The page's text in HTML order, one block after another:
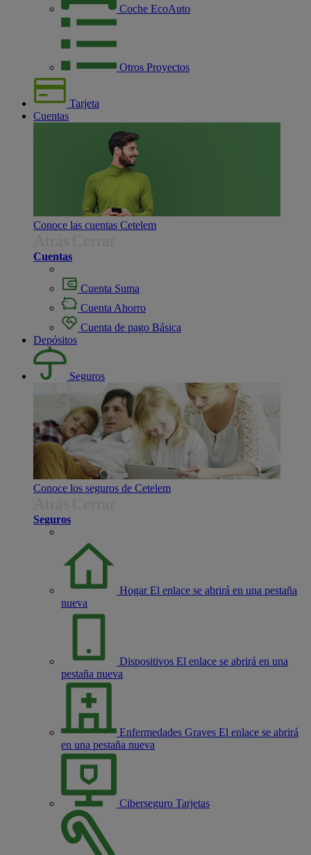
Coche EcoAuto
Otros Proyectos
Tarjeta
Cuentas
Conoce las cuentas Cetelem
Cuentas
Cuenta Suma
Cuenta Ahorro
Cuenta de pago Básica
Depósitos
Seguros
Conoce los seguros de Cetelem
Seguros
Hogar El enlace se abrirá en una pestaña
nueva
Dispositivos El enlace se abrirá en una
pestaña nueva
Enfermedades Graves El enlace se abrirá
en una pestaña nueva
Ciberseguro Tarjetas